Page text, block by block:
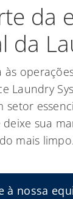
da
da
às
Laundry
deixe sua
mais limpo.
à nossa